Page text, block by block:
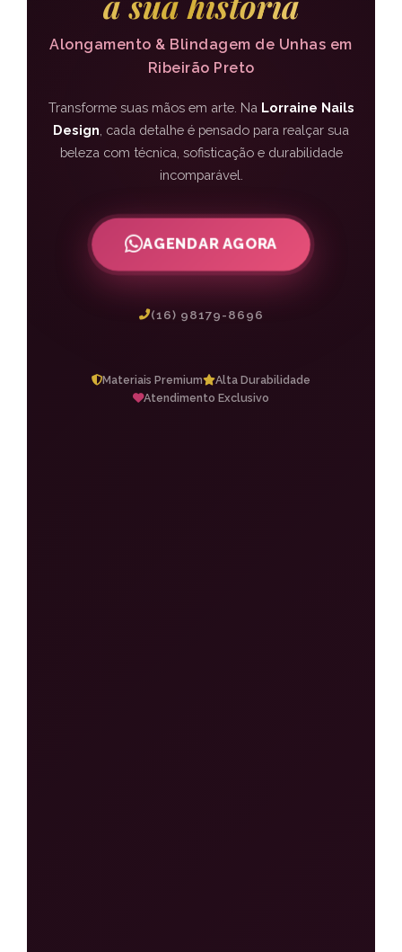
Alongamento & Blindagem de Unhas em
Ribeirão Preto
Transforme suas mãos em arte. Na Lorraine Nails
Design , cada detalhe é pensado para realçar sua
beleza com técnica, sofisticação e durabilidade
incomparável.
AGENDAR AGORA
(16) 98179-8696
Materiais Premium
Alta Durabilidade
Atendimento Exclusivo